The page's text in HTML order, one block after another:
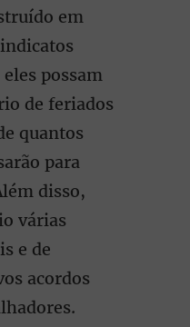
em
possam
de feriados
quantos
para
disso,
várias
e de
acordos